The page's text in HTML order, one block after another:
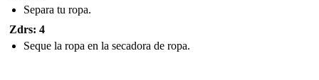
Separa tu ropa.
Zdrs: 4
Seque la ropa en la secadora de ropa.